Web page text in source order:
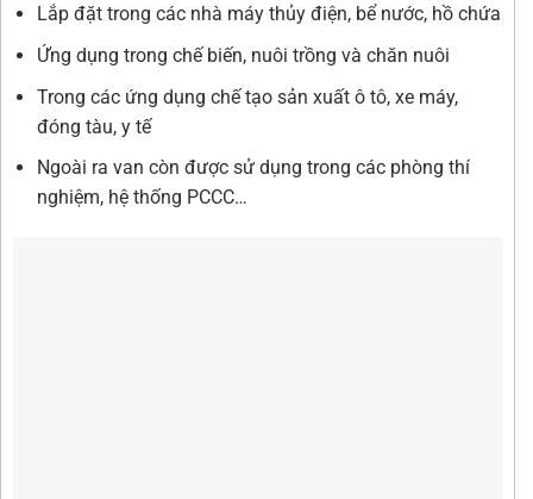
Lắp đặt trong các nhà máy thủy điện, bể nước, hồ chứa
Ứng dụng trong chế biến, nuôi trồng và chăn nuôi
Trong các ứng dụng chế tạo sản xuất ô tô, xe máy,
đóng tàu, y tế
Ngoài ra van còn được sử dụng trong các phòng thí
nghiệm, hệ thống PCCC…